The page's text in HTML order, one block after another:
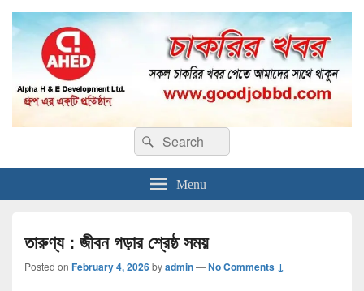
Good Job BD
সকল প্রকার চাকুরি!
Search
for:
Search
Menu
তারুণ্য : জীবন গড়ার শ্রেষ্ঠ সময়
Posted on February 4, 2026byadmin—No Comments ↓